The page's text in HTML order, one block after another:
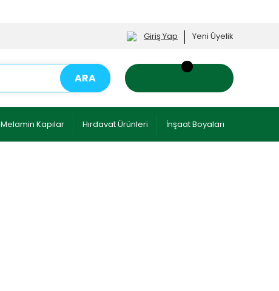
Giriş Yap Yeni Üyelik
ARA
Melamin Kapılar Hırdavat Ürünleri İnşaat Boyaları